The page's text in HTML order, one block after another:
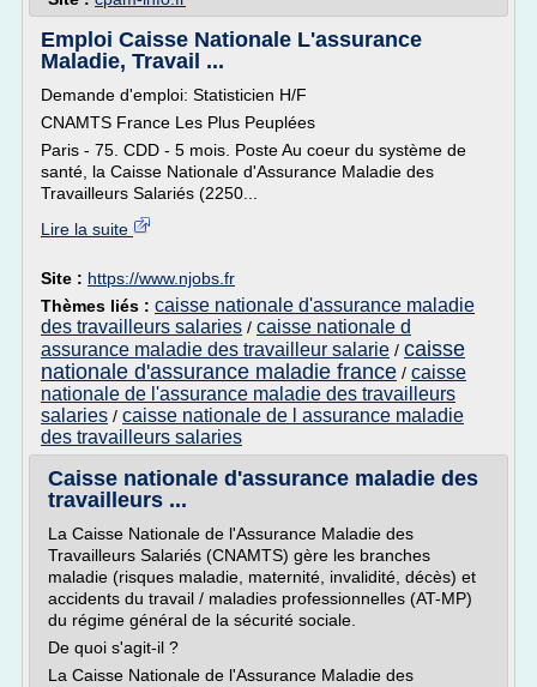
Emploi Caisse Nationale L'assurance
Maladie, Travail ...
Demande d'emploi: Statisticien H/F
CNAMTS France Les Plus Peuplées
Paris - 75. CDD - 5 mois. Poste Au coeur du système de
santé, la Caisse Nationale d'Assurance Maladie des
Travailleurs Salariés (2250...
Lire la suite
Site : https://www.njobs.fr
Thèmes liés : caisse nationale d'assurance maladie
des travailleurs salaries / caisse nationale d
assurance maladie des travailleur salarie / caisse
nationale d'assurance maladie france / caisse
nationale de l'assurance maladie des travailleurs
salaries / caisse nationale de l assurance maladie
des travailleurs salaries
Caisse nationale d'assurance maladie des
travailleurs ...
La Caisse Nationale de l'Assurance Maladie des
Travailleurs Salariés (CNAMTS) gère les branches
maladie (risques maladie, maternité, invalidité, décès) et
accidents du travail / maladies professionnelles (AT-MP)
du régime général de la sécurité sociale.
De quoi s'agit-il ?
La Caisse Nationale de l'Assurance Maladie des